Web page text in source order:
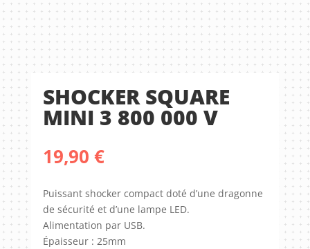
SHOCKER SQUARE
MINI 3 800 000 V
19,90 €
Puissant shocker compact doté d’une dragonne
de sécurité et d’une lampe LED.
Alimentation par USB.
Épaisseur : 25mm